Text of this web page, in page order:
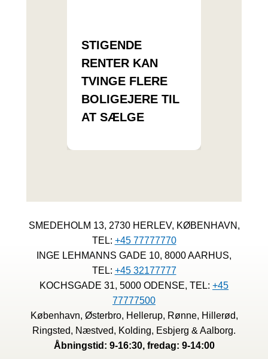
STIGENDE
RENTER KAN
TVINGE FLERE
BOLIGEJERE TIL
AT SÆLGE
SMEDEHOLM 13, 2730 HERLEV, KØBENHAVN,
TEL: +45 77777770
INGE LEHMANNS GADE 10, 8000 AARHUS,
TEL: +45 32177777
KOCHSGADE 31, 5000 ODENSE, TEL: +45
77777500
København, Østerbro, Hellerup, Rønne, Hillerød,
Ringsted, Næstved, Kolding, Esbjerg & Aalborg.
Åbningstid: 9-16:30, fredag: 9-14:00